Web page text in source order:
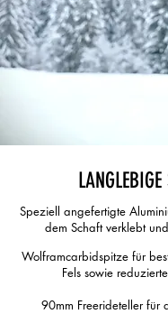
Speziell angefertigte
dem Schaft verklebt
Wolframcarbidspitze für
Fels sowie
90mm Freerideteller für